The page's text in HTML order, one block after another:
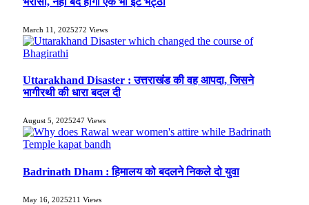
March 11, 2025272 Views
Uttarakhand Disaster : उत्तराखंड की वह आपदा, जिसने
भागीरथी की धारा बदल दी
August 5, 2025247 Views
Badrinath Dham : हिमालय को बदलने निकले दो युवा
May 16, 2025211 Views